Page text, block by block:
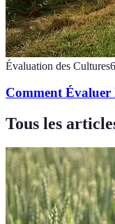
Évaluation des Cultures6
Comment Évaluer
Tous les